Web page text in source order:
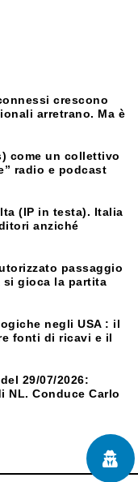
crescono
arretrano. Ma è
come un collettivo
radio e podcast
(IP in testa). Italia
anziché
passaggio
si gioca la partita
negli USA : il
fonti di ricavi e il
29/07/2026:
NL. Conduce Carlo